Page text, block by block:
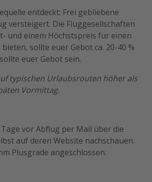
entdeckt: Frei gebliebene
versteigert. Die Fluggesellschaften
und einem Höchstspreis für einen
sollte euer Gebot ca. 20-40 %
euer Gebot sein.
typischen Urlaubsrouten höher als
Vormittag.
vor Abflug per Mail über die
auf deren Website nachschauen.
Plusgrade angeschlossen.